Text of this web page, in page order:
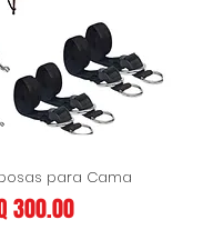
para Cama
Precio
300.00